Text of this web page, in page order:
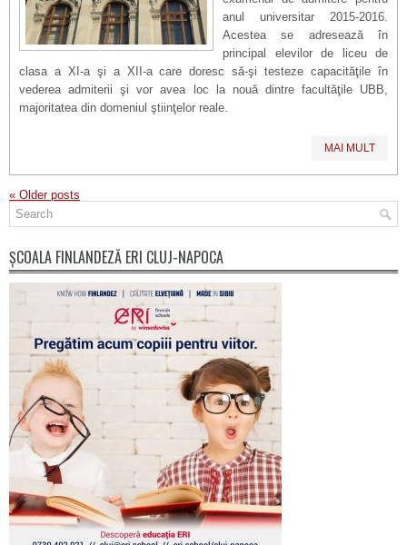
anul universitar 2015-2016.
Acestea se adresează în
principal elevilor de liceu de
clasa a XI-a şi a XII-a care doresc să-şi testeze capacităţile în
vederea admiterii şi vor avea loc la nouă dintre facultăţile UBB,
majoritatea din domeniul ştiinţelor reale.
MAI MULT
« Older posts
ȘCOALA FINLANDEZĂ ERI CLUJ-NAPOCA